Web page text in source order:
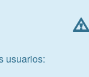
usuarios: